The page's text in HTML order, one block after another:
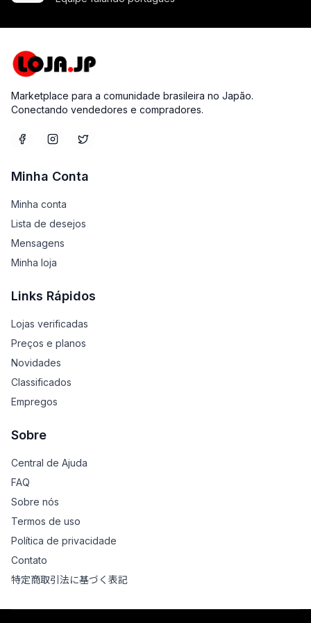
Marketplace para a comunidade brasileira no Japão.
Conectando vendedores e compradores.
Minha Conta
Minha conta
Lista de desejos
Mensagens
Minha loja
Links Rápidos
Lojas verificadas
Preços e planos
Novidades
Classificados
Empregos
Sobre
Central de Ajuda
FAQ
Sobre nós
Termos de uso
Política de privacidade
Contato
特定商取引法に基づく表記